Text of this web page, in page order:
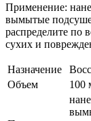
Применение:
вымытые
распределите по
сухих и
Назначение
Объем
100